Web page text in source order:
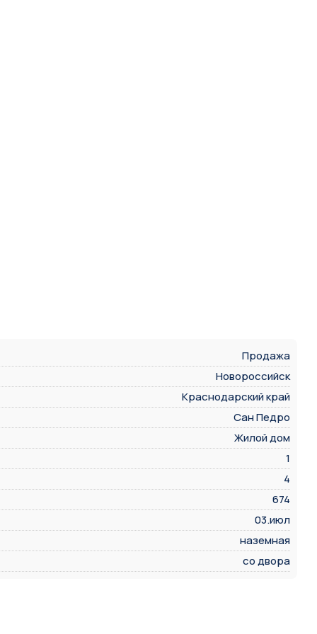
Продажа
Новороссийск
Краснодарский край
Сан Педро
Жилой дом
1
4
674
03.июл
наземная
со двора